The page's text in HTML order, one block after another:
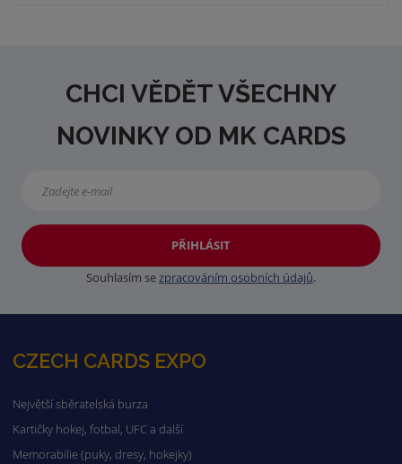
CHCI VĚDĚT VŠECHNY
NOVINKY OD MK CARDS
PŘIHLÁSIT
Souhlasím sezpracováním osobních údajů.
CZECH CARDS EXPO
Největší sběratelská burza
Kartičky hokej, fotbal, UFC a další
Memorabilie (puky, dresy, hokejky)